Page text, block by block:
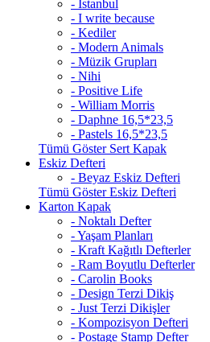
- Istanbul
- I write because
- Kediler
- Modern Animals
- Müzik Grupları
- Nihi
- Positive Life
- William Morris
- Daphne 16,5*23,5
- Pastels 16,5*23,5
Tümü Göster Sert Kapak
Eskiz Defteri
- Beyaz Eskiz Defteri
Tümü Göster Eskiz Defteri
Karton Kapak
- Noktalı Defter
- Yaşam Planları
- Kraft Kağıtlı Defterler
- Ram Boyutlu Defterler
- Carolin Books
- Design Terzi Dikiş
- Just Terzi Dikişler
- Kompozisyon Defteri
- Postage Stamp Defter